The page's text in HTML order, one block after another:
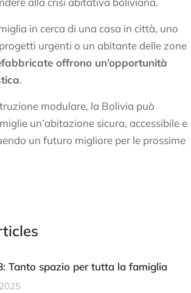
in cerca di una casa in città, uno
urgenti o un abitante delle zone
offrono un’opportunità
.
modulare, la Bolivia può
un’abitazione sicura, accessibile e
un futuro migliore per le prossime
Tanto spazio per tutta la famiglia